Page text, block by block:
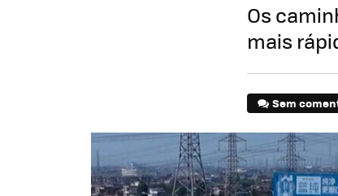
Os
mais
Sem